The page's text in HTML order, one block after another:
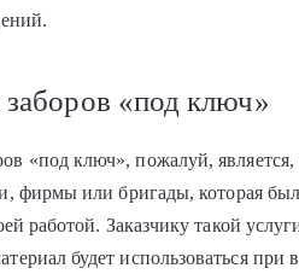
«под ключ»
«под ключ», пожалуй,
фирмы или бригады, которая
работой. Заказчику такой
будет использоваться при